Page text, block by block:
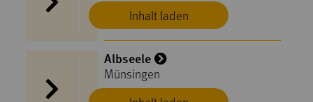
Inhalt laden
Albseele
Münsingen